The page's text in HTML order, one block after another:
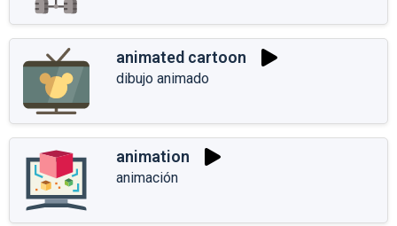
animated cartoon
dibujo animado
animation
animación